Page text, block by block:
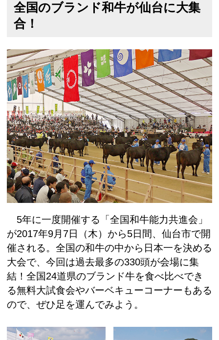
全国のブランド和牛が仙台に大集
合！
5年に一度開催する「全国和牛能力共進会」
が2017年9月7日（木）から5日間、仙台市で開
催される。全国の和牛の中から日本一を決める
大会で、今回は過去最多の330頭が会場に集
結！全国24道県のブランド牛を食べ比べでき
る無料大試食会やバーベキューコーナーもある
ので、ぜひ足を運んでみよう。